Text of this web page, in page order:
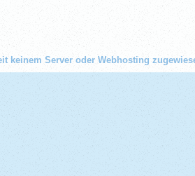
keinem Server oder Webhosting